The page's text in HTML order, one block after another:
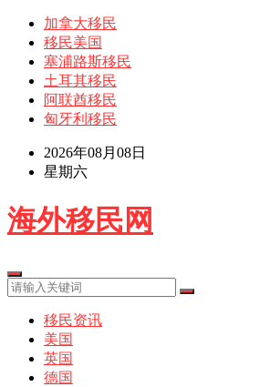
加拿大移民
移民美国
塞浦路斯移民
土耳其移民
阿联酋移民
匈牙利移民
2026年08月08日
星期六
海外移民网
移民资讯
美国
英国
德国